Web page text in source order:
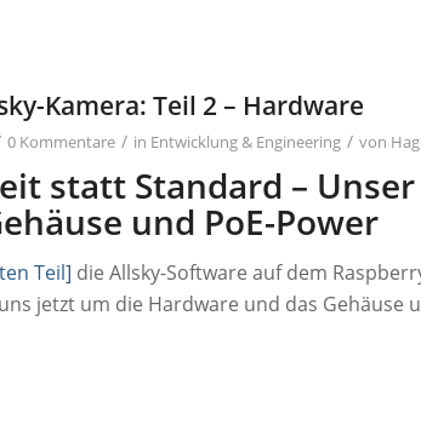
Kamera: Teil 2 – Hardware
0 Kommentare / in Entwicklung & Engineering / von
statt Standard –
und PoE-Power
Teil] die Allsky-Software auf dem
jetzt um die Hardware und das Gehäuse